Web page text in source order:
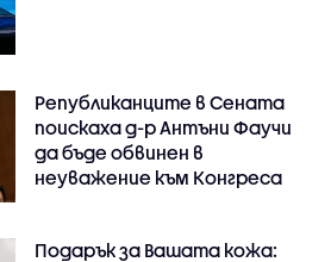
Републиканците в Сената
поискаха д-р Антъни Фаучи
да бъде обвинен в
неуважение към Конгреса
Подарък за Вашата кожа: